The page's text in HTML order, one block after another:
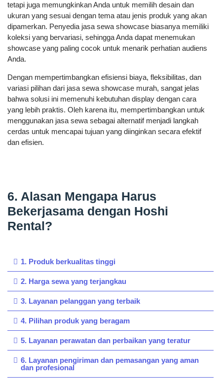
tetapi juga memungkinkan Anda untuk memilih desain dan
ukuran yang sesuai dengan tema atau jenis produk yang akan
dipamerkan. Penyedia jasa sewa showcase biasanya memiliki
koleksi yang bervariasi, sehingga Anda dapat menemukan
showcase yang paling cocok untuk menarik perhatian audiens
Anda.
Dengan mempertimbangkan efisiensi biaya, fleksibilitas, dan
variasi pilihan dari jasa sewa showcase murah, sangat jelas
bahwa solusi ini memenuhi kebutuhan display dengan cara
yang lebih praktis. Oleh karena itu, mempertimbangkan untuk
menggunakan jasa sewa sebagai alternatif menjadi langkah
cerdas untuk mencapai tujuan yang diinginkan secara efektif
dan efisien.
6. Alasan Mengapa Harus
Bekerjasama dengan Hoshi
Rental?
1. Produk berkualitas tinggi
2. Harga sewa yang terjangkau
3. Layanan pelanggan yang terbaik
4. Pilihan produk yang beragam
5. Layanan perawatan dan perbaikan yang teratur
6. Layanan pengiriman dan pemasangan yang aman
dan profesional